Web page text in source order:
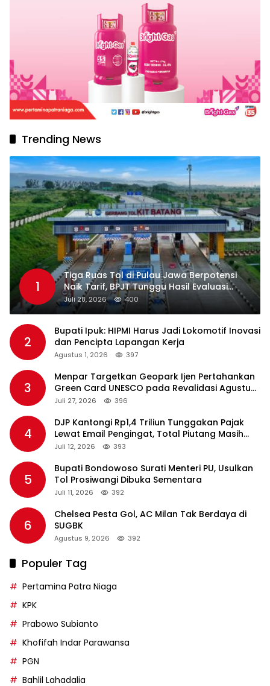
Trending News
1
Tiga Ruas Tol di Pulau Jawa Berpotensi
Naik Tarif, BPJT Tunggu Hasil Evaluasi
Standar Pelayanan
Juli 28, 2026 400
2
Bupati Ipuk: HIPMI Harus Jadi Lokomotif Inovasi
dan Pencipta Lapangan Kerja
Agustus 1, 2026 397
3
Menpar Targetkan Geopark Ijen Pertahankan
Green Card UNESCO pada Revalidasi Agustus
2026
Juli 27, 2026 396
4
DJP Kantongi Rp1,4 Triliun Tunggakan Pajak
Lewat Email Pengingat, Total Piutang Masih
Rp36 Triliun
Juli 12, 2026 393
5
Bupati Bondowoso Surati Menteri PU, Usulkan
Tol Prosiwangi Dibuka Sementara
Juli 11, 2026 392
6
Chelsea Pesta Gol, AC Milan Tak Berdaya di
SUGBK
Agustus 9, 2026 392
Populer Tag
Pertamina Patra Niaga
KPK
Prabowo Subianto
Khofifah Indar Parawansa
PGN
Bahlil Lahadalia